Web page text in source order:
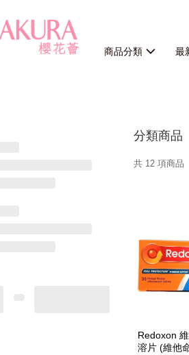
商品分類 最
分類商品
共 12 項商品
Redoxon
溶片 (維他